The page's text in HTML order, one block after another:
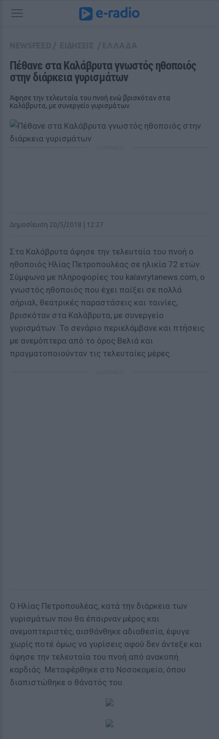
Πέθανε στα Καλάβρυτα γνωστός ηθοποιός
στην διάρκεια γυρισμάτων
Άφησε την τελευταία του πνοή ενώ βρισκόταν στα
Καλάβρυτα, με συνεργείο γυρισμάτων
Δημοσίευση 20/5/2018 | 12:27
Στα Καλάβρυτα άφησε την τελευταία του πνοή ο
ηθοποιός Ηλίας Πετροπουλέας σε ηλικία 72 ετών.
Σύμφωνα με πληροφορίες του kalavrytanews.com, ο
γνωστός ηθοποιός που έχει παίξει σε πολλά
σήριαλ, θεατρικές παραστάσεις και ταινίες,
βρισκόταν στα Καλάβρυτα, με συνεργείο
γυρισμάτων. Το σενάριο περιελάμβανε και πτήσεις
με ανεμόπτερα από το όρος Βελιά και
πραγματοποιούνταν τις τελευταίες μέρες.
Ο Ηλίας Πετροπουλέας, κατά την διάρκεια των
γυρισμάτων που θα έπαιρναν μέρος και
ανεμοπτεριστές, αισθάνθηκε αδιαθεσία, έφυγε
χωρίς ποτέ όμως να γυρίσεις αφού δεν άντεξε και
άφησε την τελευταία του πνοή από ανακοπή
καρδιάς. Μεταφέρθηκε στο Νοσοκομείο, όπου
διαπιστώθηκε ο θάνατός του.